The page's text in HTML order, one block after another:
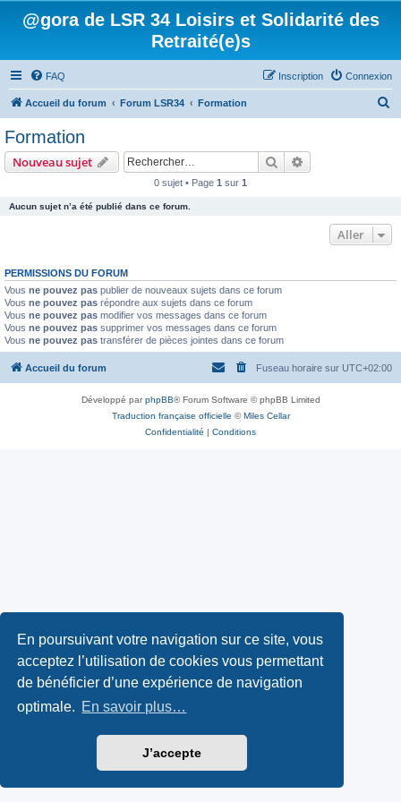
En poursuivant votre navigation sur ce site, vous
acceptez l’utilisation de cookies vous permettant
de bénéficier d’une expérience de navigation
optimale. En savoir plus…
J’accepte
@gora de LSR 34 Loisirs et Solidarité des
Retraité(e)s
FAQ Connexion
Inscription
Accueil du forum Forum LSR34 Formation
Formation
Nouveau sujet Rechercher
0 sujet • Page 1 sur 1
Aucun sujet n’a été publié dans ce forum.
Aller
PERMISSIONS DU FORUM
Vous ne pouvez pas publier de nouveaux sujets dans ce forum
Vous ne pouvez pas répondre aux sujets dans ce forum
Vous ne pouvez pas modifier vos messages dans ce forum
Vous ne pouvez pas supprimer vos messages dans ce forum
Vous ne pouvez pas transférer de pièces jointes dans ce forum
Accueil du forum Fuseau horaire sur UTC+02:00
Développé parphpBB® Forum Software © phpBB Limited
Traduction française officielle ©Miles Cellar
Confidentialité | Conditions